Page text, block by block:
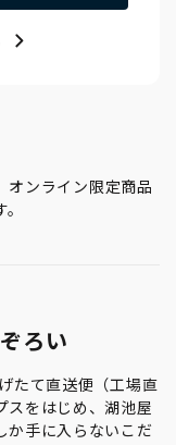
オンライン限定商品
ろい
たて直送便（工場直
スをはじめ、湖池屋
か手に入らないこだ